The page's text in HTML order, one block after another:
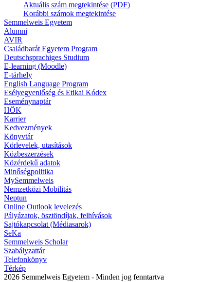
Aktuális szám megtekintése (PDF)
Korábbi számok megtekintése
Semmelweis Egyetem
Alumni
AVIR
Családbarát Egyetem Program
Deutschsprachiges Studium
E-learning (Moodle)
E-tárhely
English Language Program
Esélyegyenlőség és Etikai Kódex
Eseménynaptár
HÖK
Karrier
Kedvezmények
Könyvtár
Körlevelek, utasítások
Közbeszerzések
Közérdekű adatok
Minőségpolitika
MySemmelweis
Nemzetközi Mobilitás
Neptun
Online Outlook levelezés
Pályázatok, ösztöndíjak, felhívások
Sajtókapcsolat (Médiasarok)
SeKa
Semmelweis Scholar
Szabályzattár
Telefonkönyv
Térkép
2026 Semmelweis Egyetem - Minden jog fenntartva